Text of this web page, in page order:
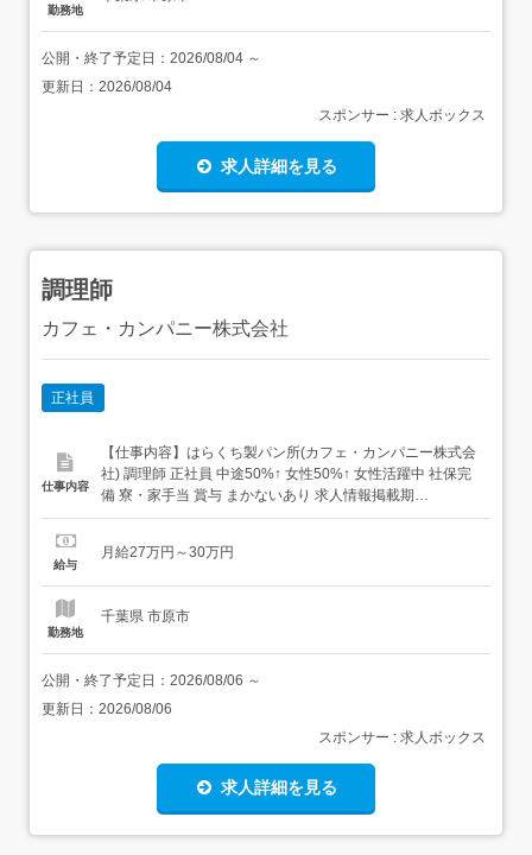
勤務地
公開・終了予定日： 2026/08/04 ～
更新日： 2026/08/04
スポンサー : 求人ボックス
求人詳細を見る
調理師
カフェ・カンパニー株式会社
正社員
仕事内容
【仕事内容】はらくち製パン所(カフェ・カンパニー株式会
社) 調理師 正社員 中途50%↑ 女性50%↑ 女性活躍中 社保完
備 寮・家⼿当 賞与 まかないあり 求人情報掲載期
間:2026/07/09～2026/08/13 求人情報 店舗の特徴 ベーカリ
湊鉄道線「光風台駅」よりバス15分...
給与
月給27万円～30万円
勤務地
千葉県 市原市
公開・終了予定日： 2026/08/06 ～
更新日： 2026/08/06
スポンサー : 求人ボックス
求人詳細を見る